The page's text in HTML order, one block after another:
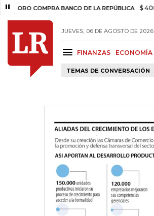
COMPRA BANCO DE LA REPÚBLICA $ 408.498,97
JUEVES, 06 DE AGOSTO DE 2026
FINANZAS ECONOMÍA
TEMAS DE CONVERSACIÓN